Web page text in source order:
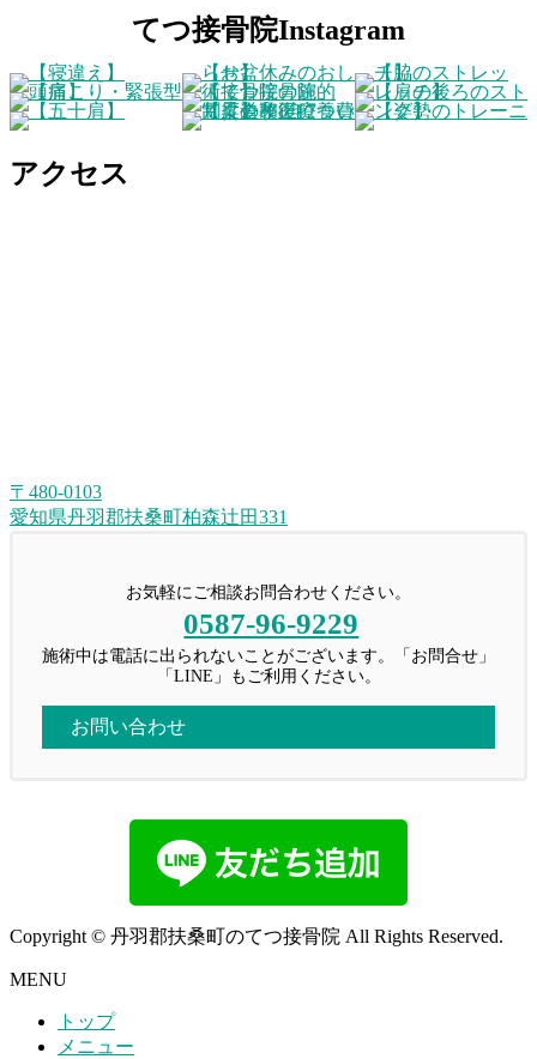
てつ接骨院Instagram
アクセス
〒480-0103
愛知県丹羽郡扶桑町柏森辻田331
お気軽にご相談お問合わせください。
0587-96-9229
施術中は電話に出られないことがございます。「お問合せ」
「LINE」もご利用ください。
お問い合わせ
Copyright © 丹羽郡扶桑町のてつ接骨院 All Rights Reserved.
MENU
トップ
メニュー